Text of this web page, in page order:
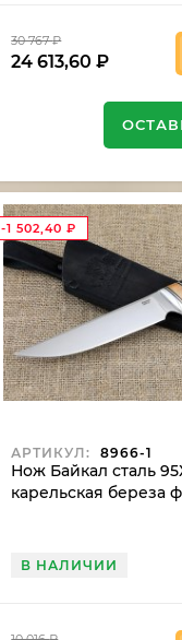
30 767₽
24 613,60₽
-1 502,40₽
АРТИКУЛ: 8966-1
Нож Байкал сталь
карельская береза
В НАЛИЧИИ